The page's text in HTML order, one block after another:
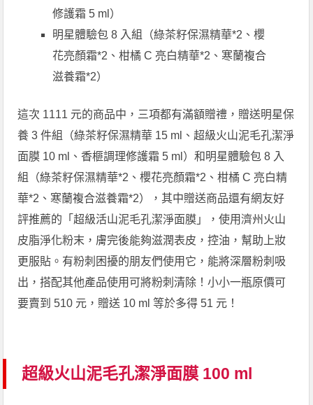
修護霜 5 ml）
明星體驗包 8 入組（綠茶籽保濕精華*2、櫻
花亮顏霜*2、柑橘 C 亮白精華*2、寒蘭複合
滋養霜*2）
這次 1111 元的商品中，三項都有滿額贈禮，贈送明星保
養 3 件組（綠茶籽保濕精華 15 ml、超級火山泥毛孔潔淨
面膜 10 ml、香榧調理修護霜 5 ml）和明星體驗包 8 入
組（綠茶籽保濕精華*2、櫻花亮顏霜*2、柑橘 C 亮白精
華*2、寒蘭複合滋養霜*2），其中贈送商品還有網友好
評推薦的「超級活山泥毛孔潔淨面膜」，使用濟州火山
皮脂淨化粉末，膚完後能夠滋潤表皮，控油，幫助上妝
更服貼。有粉刺困擾的朋友們使用它，能將深層粉刺吸
出，搭配其他產品使用可將粉刺清除！小小一瓶原價可
要賣到 510 元，贈送 10 ml 等於多得 51 元！
超級火山泥毛孔潔淨面膜 100 ml